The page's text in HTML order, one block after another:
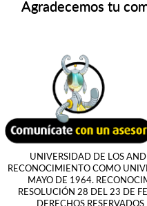
Agradecemos tu
UNIVERSIDAD DE LOS
RECONOCIMIENTO COMO
MAYO DE 1964.
RESOLUCIÓN 28 DEL 23 DE